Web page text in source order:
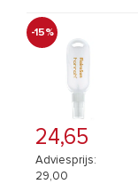
-15%
24,65
Adviesprijs:
29,00